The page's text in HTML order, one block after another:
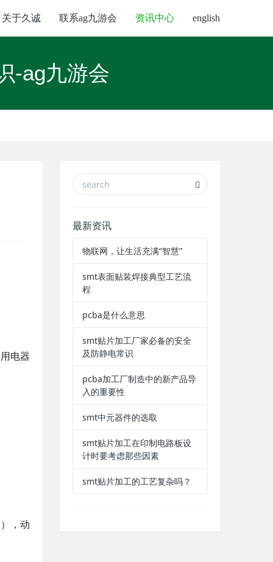
关于久诚 联系ag九游会 资讯中心 english
-ag九游会
电器
，动
最新资讯
物联网，让生活充满“智慧”
smt表面贴装焊接典型工艺流
程
pcba是什么意思
smt贴片加工厂家必备的安全
及防静电常识
pcba加工厂制造中的新产品导
入的重要性
smt中元器件的选取
smt贴片加工在印制电路板设
计时要考虑那些因素
smt贴片加工的工艺复杂吗？